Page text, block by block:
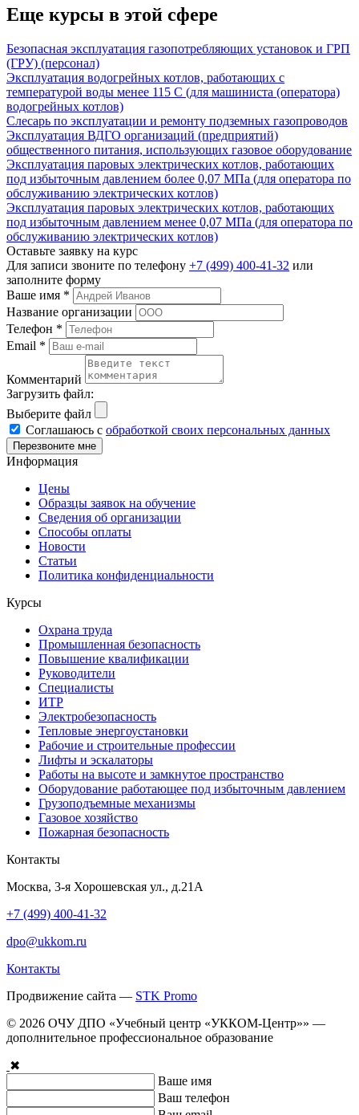
Еще курсы в этой сфере
Безопасная эксплуатация газопотребляющих установок и ГРП
(ГРУ) (персонал)
Эксплуатация водогрейных котлов, работающих с
температурой воды менее 115 С (для машиниста (оператора)
водогрейных котлов)
Слесарь по эксплуатации и ремонту подземных газопроводов
Эксплуатация ВДГО организаций (предприятий)
общественного питания, использующих газовое оборудование
Эксплуатация паровых электрических котлов, работающих
под избыточным давлением более 0,07 МПа (для оператора по
обслуживанию электрических котлов)
Эксплуатация паровых электрических котлов, работающих
под избыточным давлением менее 0,07 МПа (для оператора по
обслуживанию электрических котлов)
Оставьте заявку на курс
Для записи звоните по телефону +7 (499) 400-41-32 или
заполните форму
Ваше имя *
Название организации
Телефон *
Email *
Комментарий
Загрузить файл:
Выберите файл
Соглашаюсь с обработкой своих персональных данных
Информация
Цены
Образцы заявок на обучение
Сведения об организации
Способы оплаты
Новости
Статьи
Политика конфиденциальности
Курсы
Охрана труда
Промышленная безопасность
Повышение квалификации
Руководители
Специалисты
ИТР
Электробезопасность
Тепловые энергоустановки
Рабочие и строительные профессии
Лифты и эскалаторы
Работы на высоте и замкнутое пространство
Оборудование работающее под избыточным давлением
Грузо­подъемные механизмы
Газовое хозяйство
Пожарная безопасность
Контакты
Москва, 3-я Хорошевская ул., д.21А
+7 (499) 400-41-32
dpo@ukkom.ru
Контакты
Продвижение сайта — STK Promo
© 2026 ОЧУ ДПО «Учебный центр «УККОМ-Центр»» —
дополнительное профессиональное образование
✖
Ваше имя
Ваш телефон